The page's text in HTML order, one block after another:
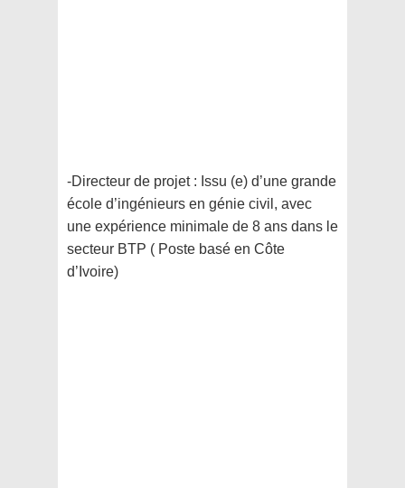
-Directeur de projet : Issu (e) d’une grande
école d’ingénieurs en génie civil, avec
une expérience minimale de 8 ans dans le
secteur BTP ( Poste basé en Côte
d’Ivoire)